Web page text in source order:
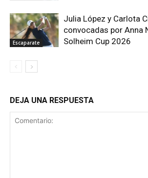
Escaparate
Julia López y Carlota
convocadas por Anna
Solheim Cup 2026
DEJA UNA RESPUESTA